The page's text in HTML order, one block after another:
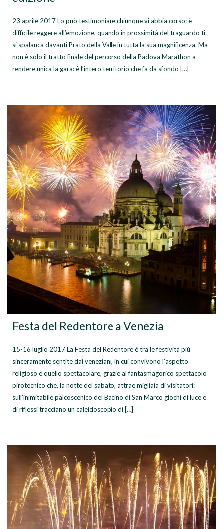
23 aprile 2017 Lo può testimoniare chiunque vi abbia corso: è
difficile reggere all’emozione, quando in prossimità del traguardo ti
si spalanca davanti Prato della Valle in tutta la sua magnificenza. Ma
non è solo il tratto finale del percorso della Padova Marathon a
rendere unica la gara: è l’intero territorio che fa da sfondo […]
Festa del Redentore a Venezia
15-16 luglio 2017 La Festa del Redentore è tra le festività più
sinceramente sentite dai veneziani, in cui convivono l’aspetto
religioso e quello spettacolare, grazie al fantasmagorico spettacolo
pirotecnico che, la notte del sabato, attrae migliaia di visitatori:
sull’inimitabile palcoscenico del Bacino di San Marco giochi di luce e
di riflessi tracciano un caleidoscopio di […]